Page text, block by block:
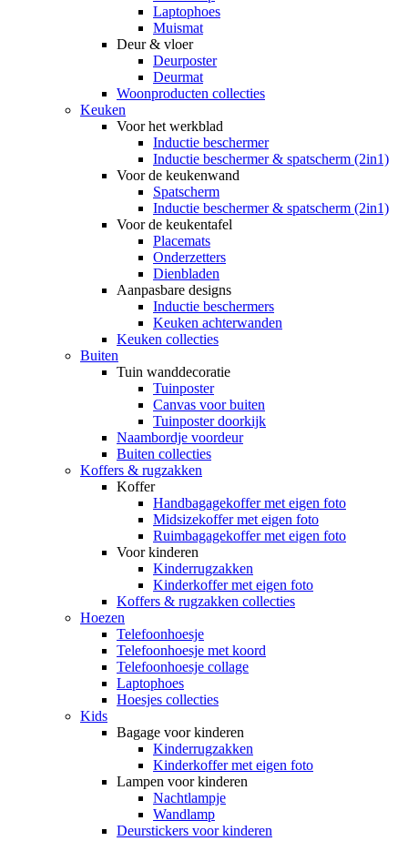
Laptophoes
Muismat
Deur & vloer
Deurposter
Deurmat
Woonproducten collecties
Keuken
Voor het werkblad
Inductie beschermer
Inductie beschermer & spatscherm (2in1)
Voor de keukenwand
Spatscherm
Inductie beschermer & spatscherm (2in1)
Voor de keukentafel
Placemats
Onderzetters
Dienbladen
Aanpasbare designs
Inductie beschermers
Keuken achterwanden
Keuken collecties
Buiten
Tuin wanddecoratie
Tuinposter
Canvas voor buiten
Tuinposter doorkijk
Naambordje voordeur
Buiten collecties
Koffers & rugzakken
Koffer
Handbagagekoffer met eigen foto
Midsizekoffer met eigen foto
Ruimbagagekoffer met eigen foto
Voor kinderen
Kinderrugzakken
Kinderkoffer met eigen foto
Koffers & rugzakken collecties
Hoezen
Telefoonhoesje
Telefoonhoesje met koord
Telefoonhoesje collage
Laptophoes
Hoesjes collecties
Kids
Bagage voor kinderen
Kinderrugzakken
Kinderkoffer met eigen foto
Lampen voor kinderen
Nachtlampje
Wandlamp
Deurstickers voor kinderen